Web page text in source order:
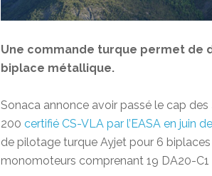
Une commande turque permet de
biplace métallique.
Sonaca annonce avoir passé le cap
200 certifié CS-VLA par l’EASA en juin
de pilotage turque Ayjet pour 6
monomoteurs comprenant 19 DA20-C1